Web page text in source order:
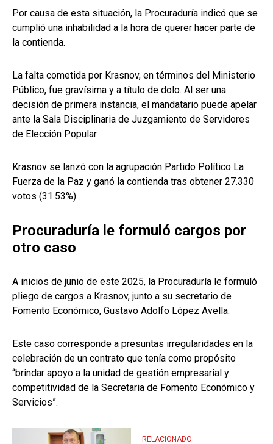
Por causa de esta situación, la Procuraduría indicó que se
cumplió una inhabilidad a la hora de querer hacer parte de
la contienda.
La falta cometida por Krasnov, en términos del Ministerio
Público, fue gravísima y a título de dolo. Al ser una
decisión de primera instancia, el mandatario puede apelar
ante la Sala Disciplinaria de Juzgamiento de Servidores
de Elección Popular.
Krasnov se lanzó con la agrupación Partido Político La
Fuerza de la Paz y ganó la contienda tras obtener 27.330
votos (31.53%).
Procuraduría le formuló cargos por
otro caso
A inicios de junio de este 2025, la Procuraduría le formuló
pliego de cargos a Krasnov, junto a su secretario de
Fomento Económico, Gustavo Adolfo López Avella.
Este caso corresponde a presuntas irregularidades en la
celebración de un contrato que tenía como propósito
“brindar apoyo a la unidad de gestión empresarial y
competitividad de la Secretaria de Fomento Económico y
Servicios”.
RELACIONADO